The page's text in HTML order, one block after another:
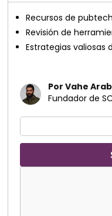
Recursos de
Revisión de
Estrategias valiosas
Por Vahe
Fundador de